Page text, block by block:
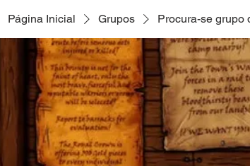
Página Inicial Grupos Procura-se grupo